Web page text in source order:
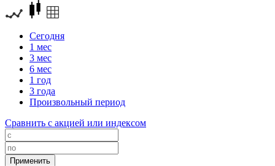
Сегодня
1 мес
3 мес
6 мес
1 год
3 года
Произвольный период
Сравнить с акцией или индексом